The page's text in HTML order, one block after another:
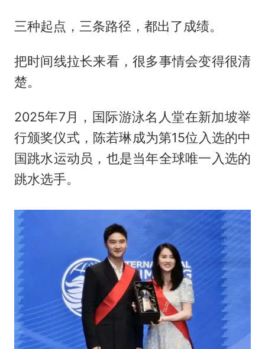
三种起点，三条路径，都出了成绩。
把时间线拉长来看，很多事情会变得很清
楚。
2025年7月，国际游泳名人堂在新加坡举
行颁奖仪式，陈若琳成为第15位入选的中
国跳水运动员，也是当年全球唯一入选的
跳水选手。